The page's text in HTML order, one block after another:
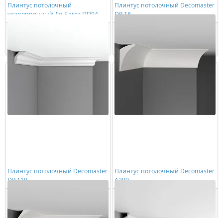
Плинтус потолочный
ударопрочный Де-Багет ПП04
Плинтус потолочный Decomaster
DP 18
Плинтус потолочный Decomaster
DP 110
Плинтус потолочный Decomaster
A209